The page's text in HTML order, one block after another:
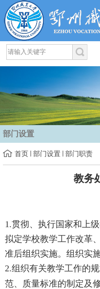
部门设置
首页 部门设置 部门职责
教务
1.贯彻、执行国家和上
拟定学校教学工作改革
准后组织实施。组织实
2.组织有关教学工作的
范、质量标准的制定及